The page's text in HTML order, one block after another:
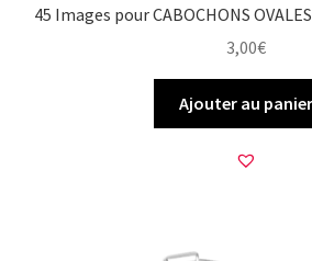
45 Images pour CABOCHONS
3,00€
Ajouter au panier